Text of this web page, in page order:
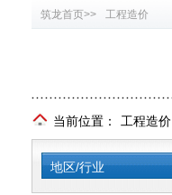
筑龙首页>> 工程造价
当前位置： 工程造价
地区/行业